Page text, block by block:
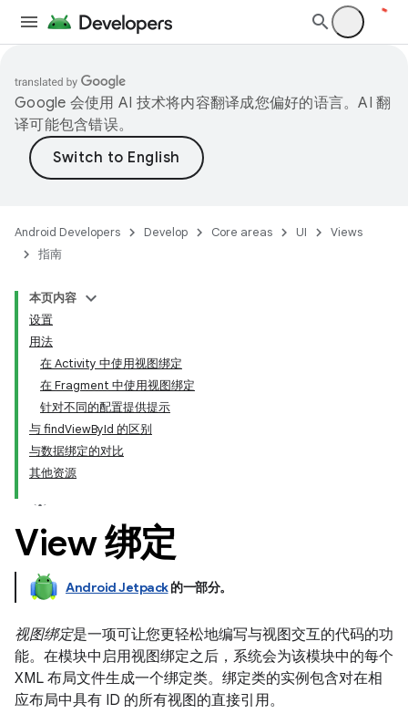
Google 会使用 AI 技术将内容翻译成您偏好的语言。AI 翻
译可能包含错误。
Android Developers Develop Core areas UI
Views
指南
本页内容
设置
用法
在 Activity 中使用视图绑定
在 Fragment 中使用视图绑定
针对不同的配置提供提示
与 findViewById 的区别
与数据绑定的对比
其他资源
View 绑定
Android Jetpack的一部分。
视图绑定是一项可让您更轻松地编写与视图交互的代码的功
能。在模块中启用视图绑定之后，系统会为该模块中的每个
XML 布局文件生成一个绑定类。 绑定类的实例包含对在相
应布局中具有 ID 的所有视图的直接引用。